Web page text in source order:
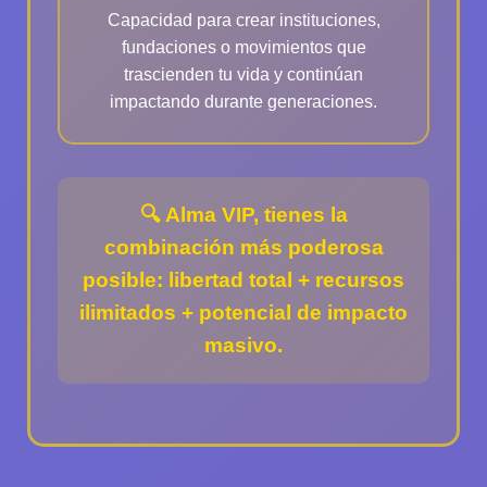
Capacidad para crear instituciones,
fundaciones o movimientos que
trascienden tu vida y continúan
impactando durante generaciones.
🔍 Alma VIP, tienes la
combinación más poderosa
posible: libertad total + recursos
ilimitados + potencial de impacto
masivo.